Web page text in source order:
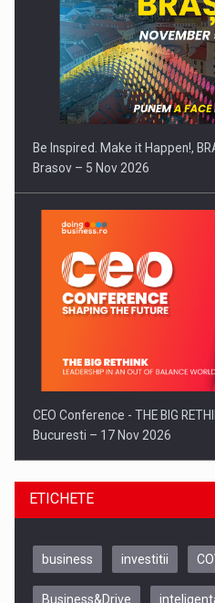
Be Inspired. Make it Happen!,
Brasov – 5 Nov 2026
CEO Conference - THE BIG
Bucuresti – 17 Nov 2026
ETICHETE
business investitii
Business&Drive